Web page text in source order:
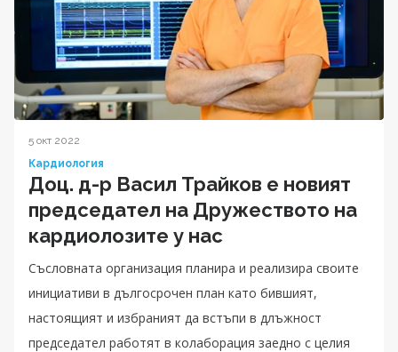
5 окт 2022
Кардиология
Доц. д-р Васил Трайков е новият
председател на Дружеството на
кардиолозите у нас
Съсловната организация планира и реализира своите
инициативи в дългосрочен план като бившият,
настоящият и избраният да встъпи в длъжност
председател работят в колаборация заедно с целия